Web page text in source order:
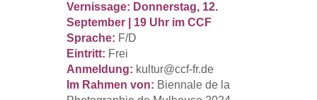
Vernissage: Donnerstag, 12.
September | 19 Uhr im CCF
Sprache: F/D
Eintritt: Frei
Anmeldung: kultur@ccf-fr.de
Im Rahmen von: Biennale de la